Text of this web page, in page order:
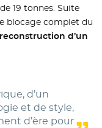
19 tonnes. Suite
blocage complet du
reconstruction d’un
d’un
et de style,
d’ère pour